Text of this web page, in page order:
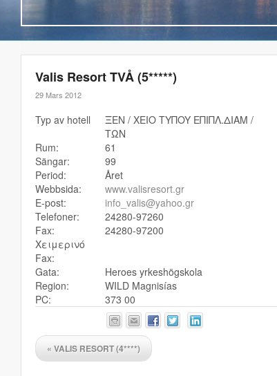
Valis Resort TVÅ (5*****)
29 Mars 2012
Typ av hotell
ΞEN / XEIO TYΠOY EΠIΠΛ.ΔIAM /
TΩN
Rum:
61
Sängar:
99
Period:
Året
Webbsida:
www.valisresort.gr
E-post:
info_valis@yahoo.gr
Telefoner:
24280-97260
Fax:
24280-97200
Χειμερινό
Fax:
Gata:
Heroes yrkeshögskola
Region:
WILD Magnisías
PC:
373 00
« VALIS RESORT (4****)